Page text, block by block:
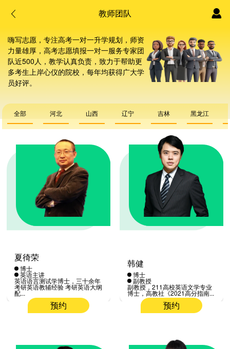
教师团队
嗨写志愿，专注高考一对一升学规划，师资
力量雄厚，高考志愿填报一对一服务专家团
队近500人，教学认真负责，致力于帮助更
多考生上岸心仪的院校，每年均获得广大学
员好评。
全部 河北 山西 辽宁 吉林 黑龙江
夏徛荣
博士
英语主讲
英语语言测试学博士，三十余年
考研英语教辅经验 考研英语大纲
配...
预约
韩健
博士
副教授
副教授，211高校英语文学专业
博士，高教社《2021高分指南...
预约